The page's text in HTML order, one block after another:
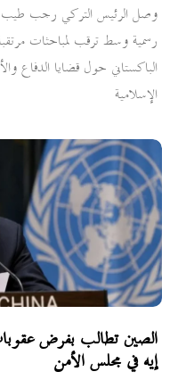
وصل الرئيس التركي رجب طيب
رسمية وسط ترقب لمباحثات
الباكستاني حول قضايا الدفاع
الإسلامية
الصين تطالب بفرض
إيه في مجلس الأمن